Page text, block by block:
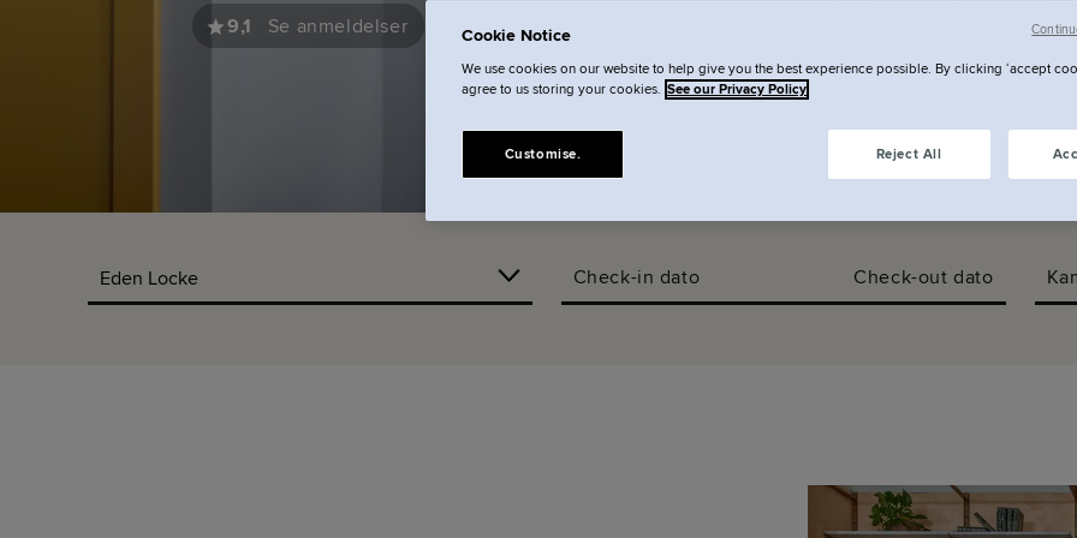
9,1 Se anmeldelser Se placering
Check-in dato Check-out dato
Cookie Notice
We use cookies on our website to help give you the best experience possible. By clicking ‘accept
agree to us storing your cookies. See our Privacy Policy
Reject All
Customise.